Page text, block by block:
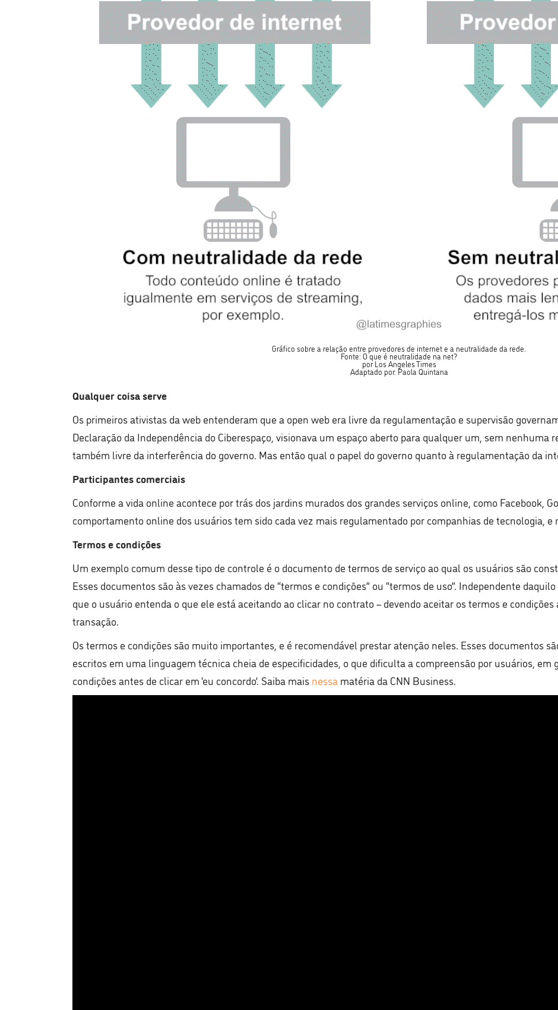
Gráfico sobre a relação entre provedores de internet e a neutralidade da rede.
Fonte: O que é neutralidade na net?
porLos Angeles Times
Adaptado por: Paola Quintana
Qualquer coisa serve
Os primeiros ativistas da web entenderam que a open web era livre da regulamentação e supervisão
Declaração da Independência do Ciberespaço, visionava um espaço aberto para qualquer um, sem nenhuma
também livre da interferência do governo. Mas então qual o papel do governo quanto à regulamentação da
Participantes comerciais
Conforme a vida online acontece por trás dos jardins murados dos grandes serviços online, como Facebook,
comportamento online dos usuários tem sido cada vez mais regulamentado por companhias de tecnologia,
Termos e condições
Um exemplo comum desse tipo de controle é o documento de termos de serviço ao qual os usuários são
Esses documentos são às vezes chamados de “termos e condições” ou “termos de uso”. Independente
que o usuário entenda o que ele está aceitando ao clicar no contrato – devendo aceitar os termos e
transação.
Os termos e condições são muito importantes, e é recomendável prestar atenção neles. Esses documentos
escritos em uma linguagem técnica cheia de especificidades, o que dificulta a compreensão por usuários, em
condições antes de clicar em ‘eu concordo’. Saiba mais nessa matéria da CNN Business.